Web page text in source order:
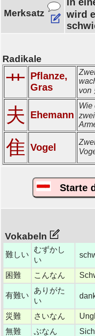
Merksatz
wird
Radikale
艹 Pflanze,
Gras
von
夫 Ehemann
Wie
隹 Vogel
Starte
Vokabeln
難しい
むずかし
い
困難 こんなん
有難い
ありがた
い
災難 さいなん
無難
ぶなん